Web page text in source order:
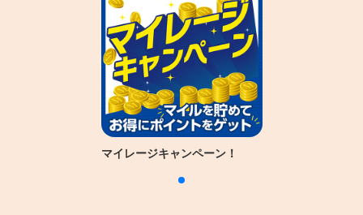
マイレージキャンペーン！